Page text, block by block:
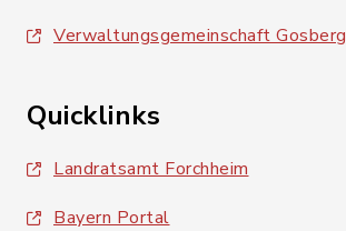
Verwaltungsgemeinschaft Gosberg
Quicklinks
Landratsamt Forchheim
Bayern Portal